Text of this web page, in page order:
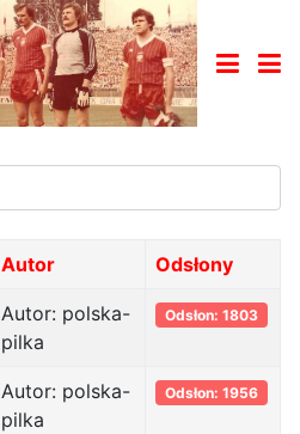
Autor Odsłony
Autor: polska-
pilka
Odsłon: 1803
Autor: polska-
pilka
Odsłon: 1956